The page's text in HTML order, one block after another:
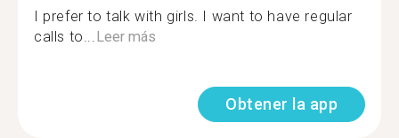
I prefer to talk with girls. I want to have regular
calls to...Leer más
Obtener la app